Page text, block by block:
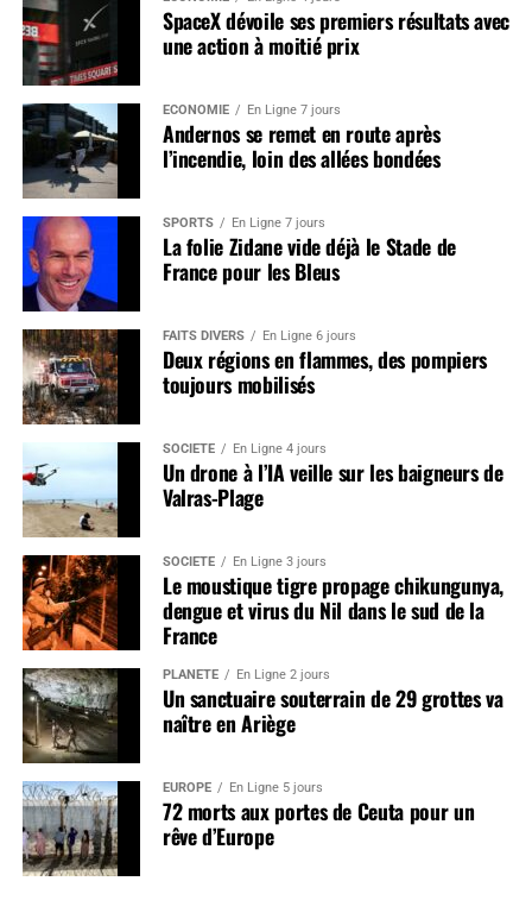
SpaceX dévoile ses premiers résultats avec
une action à moitié prix
ÉCONOMIE En Ligne 7 jours
Andernos se remet en route après
l’incendie, loin des allées bondées
SPORTS En Ligne 7 jours
La folie Zidane vide déjà le Stade de
France pour les Bleus
FAITS DIVERS En Ligne 6 jours
Deux régions en flammes, des pompiers
toujours mobilisés
SOCIÉTÉ En Ligne 4 jours
Un drone à l’IA veille sur les baigneurs de
Valras-Plage
SOCIÉTÉ En Ligne 3 jours
Le moustique tigre propage chikungunya,
dengue et virus du Nil dans le sud de la
France
PLANÈTE En Ligne 2 jours
Un sanctuaire souterrain de 29 grottes va
naître en Ariège
EUROPE En Ligne 5 jours
72 morts aux portes de Ceuta pour un
rêve d’Europe